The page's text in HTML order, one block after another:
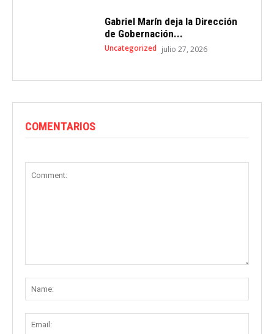
Gabriel Marín deja la Dirección
de Gobernación...
Uncategorized julio 27, 2026
COMENTARIOS